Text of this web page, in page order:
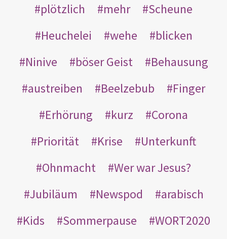
plötzlich
mehr
Scheune
Heuchelei
wehe
blicken
Ninive
böser Geist
Behausung
austreiben
Beelzebub
Finger
Erhörung
kurz
Corona
Priorität
Krise
Unterkunft
Ohnmacht
Wer war Jesus?
Jubiläum
Newspod
arabisch
Kids
Sommerpause
WORT2020